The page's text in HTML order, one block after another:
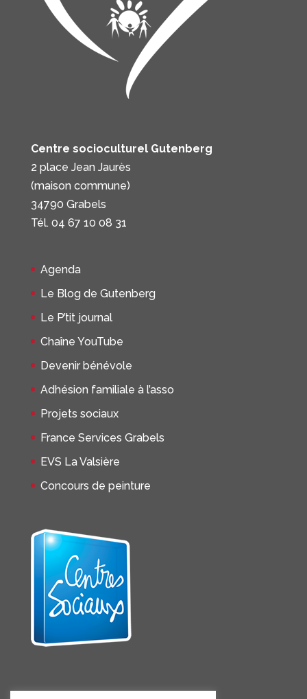
Centre socioculturel Gutenberg
2 place Jean Jaurès
(maison commune)
34790 Grabels
Tél. 04 67 10 08 31
Agenda
Le Blog de Gutenberg
Le P’tit journal
Chaîne YouTube
Devenir bénévole
Adhésion familiale à l’asso
Projets sociaux
France Services Grabels
EVS La Valsière
Concours de peinture